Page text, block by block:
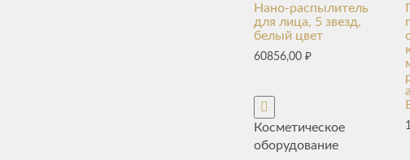
Нано-распылитель
для лица, 5 звезд,
белый цвет
60856,00 ₽
Косметическое
оборудование